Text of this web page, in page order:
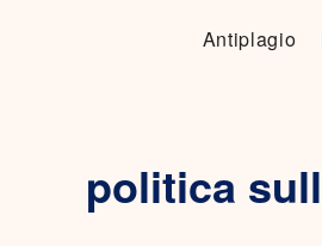
Antiplagio
politica